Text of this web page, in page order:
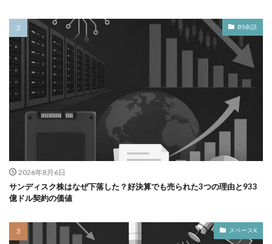
BS余話
2026年8月6日
サンディスク株はなぜ下落した？好決算でも売られた3つの理由と933
億ドル契約の価値
スペースX